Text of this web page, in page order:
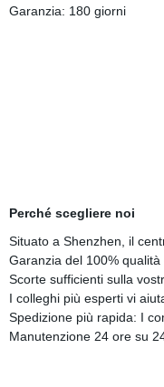
Garanzia: 180 giorni
Perché scegliere noi
Situato a Shenzhen, il
Garanzia del 100%
Scorte sufficienti sulla
I colleghi più esperti vi
Spedizione più rapida: I
Manutenzione 24 ore su